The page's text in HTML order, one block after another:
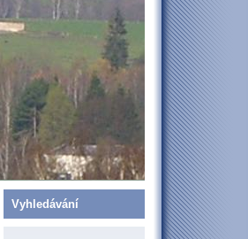
Vyhledávání